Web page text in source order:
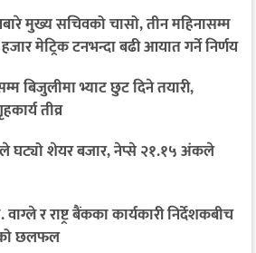
मुख्य सचिवको चासो, तीन महिनासम्म
मेट्रिक टनभन्दा बढी आयात गर्ने निर्णय
बिजुलीमा भ्याट छुट दिने तयारी,
तीव्र
घट्यो शेयर बजार, नेप्से २१.१५ अंकले
वाग्ले र राष्ट्र बैंकका कार्यकारी निर्देशकबीच
छलफल